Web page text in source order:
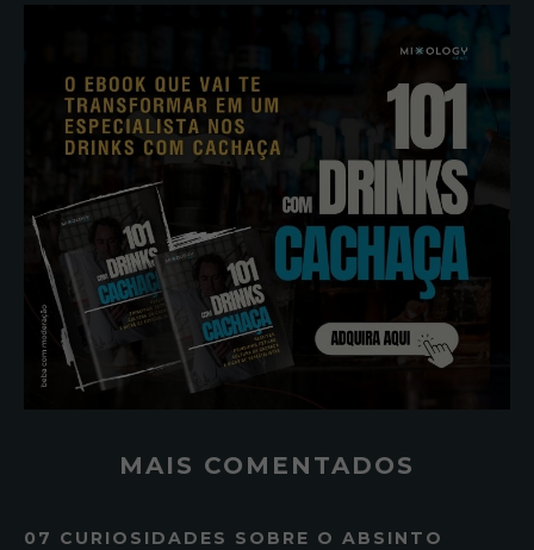
MAIS COMENTADOS
07 CURIOSIDADES SOBRE O ABSINTO